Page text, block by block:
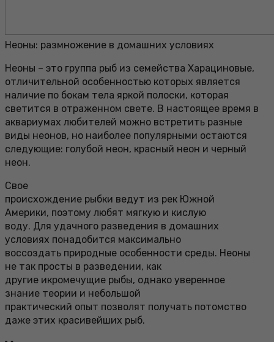
Неоны: размножение в домашних условиях
Неоны – это группа рыб из семейства Харациновые,
отличительной особенностью которых является
наличие по бокам тела яркой полоски, которая
светится в отраженном свете. В настоящее время в
аквариумах любителей можно встретить разные
виды неонов, но наиболее популярными остаются
следующие: голубой неон, красный неон и черный
неон.
Свое
происхождение рыбки ведут из рек Южной
Америки, поэтому любят мягкую и кислую
воду. Для удачного разведения в домашних
условиях понадобится максимально
воссоздать природные особенности среды. Неоны
не так просты в разведении, как
другие икромечущие рыбы, однако уверенное
знание теории и небольшой
практический опыт позволят получать потомство
даже этих красивейших рыб.